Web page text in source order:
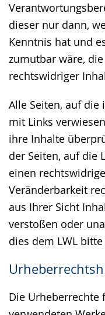
dieser nur dann,
Kenntnis hat und
zumutbar wäre,
rechtswidriger
Alle Seiten, auf die
mit Links
ihre Inhalte
der Seiten, auf die
einen
Veränderbarkeit
aus Ihrer Sicht
verstoßen oder
dies dem LWL
Die Urheberrechte